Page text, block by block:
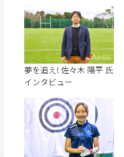
夢を追え! 佐々木 陽平 氏
インタビュー